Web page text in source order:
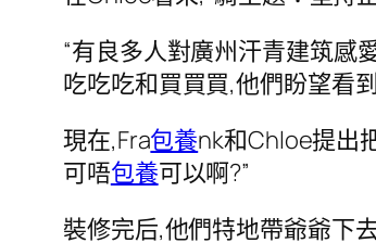
“有良多人對廣州汗青建筑感
吃吃吃和買買買,他們盼望看
現在,Fra包養nk和Chloe提出
可唔包養可以啊?”
裝修完后,他們特地帶爺爺下